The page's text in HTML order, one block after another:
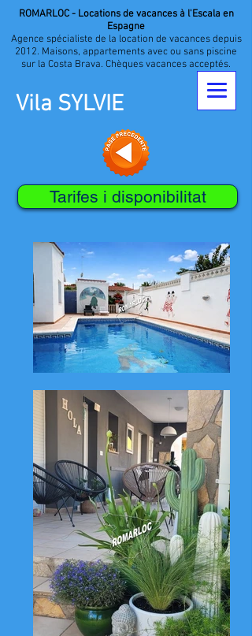
ROMARLOC - Locations de vacances à l'Escala en
Espagne
Agence spécialiste de la location de vacances depuis
2012. Maisons, appartements avec ou sans piscine
sur la Costa Brava. Chèques vacances acceptés.
Vila SYLVIE
Tarifes i disponibilitat